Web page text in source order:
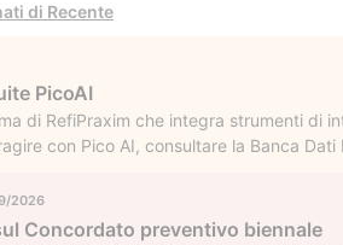
di Recente
PicoAI
di RefiPraxim che integra strumenti di
con Pico AI, consultare la Banca
2026
Concordato preventivo biennale